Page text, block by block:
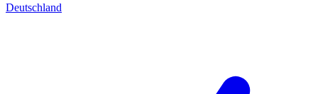
Deutschland